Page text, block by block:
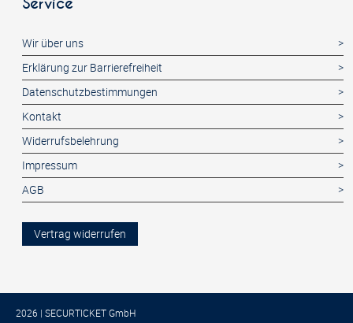
Wir über uns
Erklärung zur Barrierefreiheit
Datenschutzbestimmungen
Kontakt
Widerrufsbelehrung
Impressum
AGB
Vertrag widerrufen
2026 | SECURTICKET GmbH